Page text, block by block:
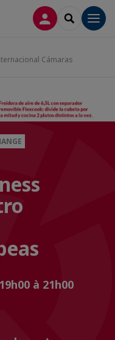
CONNEXION
Cámaras
à 21h00